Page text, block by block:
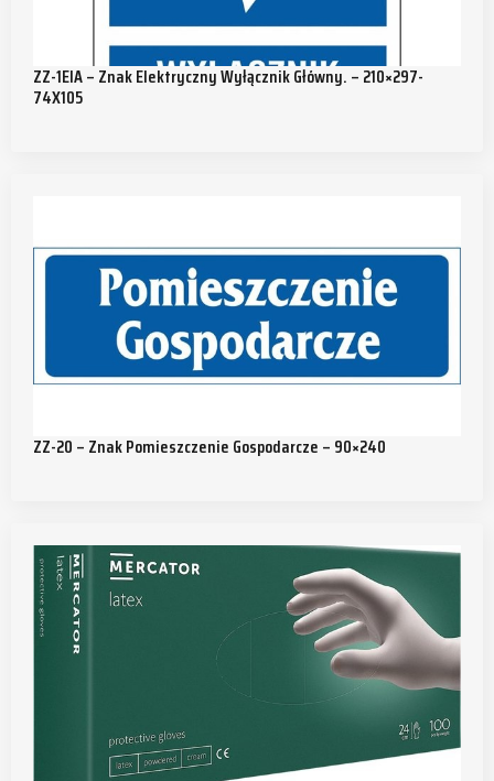
ZZ-1EIA – Znak Elektryczny Wyłącznik Główny. – 210×297-
74X105
ZZ-20 – Znak Pomieszczenie Gospodarcze – 90×240